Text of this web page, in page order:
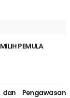
PEMULA
Pengawasan